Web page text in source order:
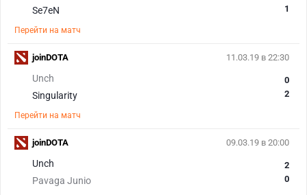
Se7eN 1
Перейти на матч
11.03.19 в 22:30
Unch
Singularity
0
2
Перейти на матч
joinDOTA
09.03.19 в 20:00
Unch
Pavaga Junio
2
0
joinDOTA